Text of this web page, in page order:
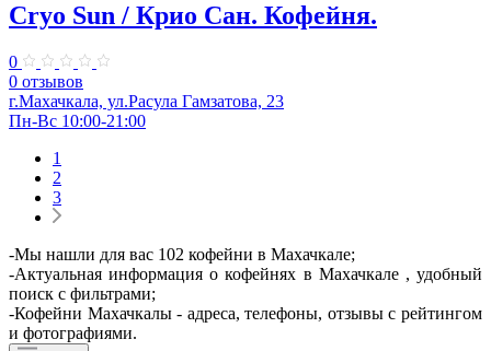
Cryo Sun / Крио Сан. Кофейня.
0
0 отзывов
г.Махачкала, ул.Расула Гамзатова, 23
Пн-Вс 10:00-21:00
1
2
3
-Мы нашли для вас 102 кофейни в Махачкале;
-Актуальная информация о кофейнях в Махачкале , удобный
поиск с фильтрами;
-Кофейни Махачкалы - адреса, телефоны, отзывы с рейтингом
и фотографиями.